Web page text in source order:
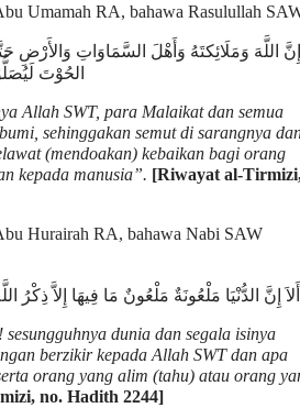
Umamah RA, bahawa Rasulullah
إِنَّ اللَّهَ وَمَلَائِكتَهُ وَأَهْلَ السَّمَاوَاتِ وَالأَرْضِ
الحُوْتَ
Allah SWT, para Malaikat dan semua
sehinggakan semut di sarangnya
(mendoakan) kebaikan bagi orang
kepada manusia”. [Riwayat al-
Hurairah RA, bahawa Nabi SAW
أَلاَ إِنَّ الدُّنْيَا مَلْعُونَةٌ مَلْعُونٌ مَا فِيهَا إِلاَّ ذِكْرُ
dunia dan segala isinya
berzikir kepada Allah SWT dan apa
orang yang alim (tahu) atau orang
no. Hadith 2244]